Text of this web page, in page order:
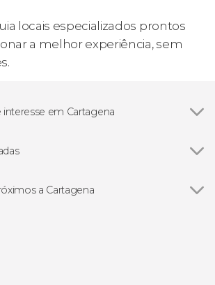
locais especializados prontos
a melhor experiência, sem
interesse em Cartagena
a Cartagena